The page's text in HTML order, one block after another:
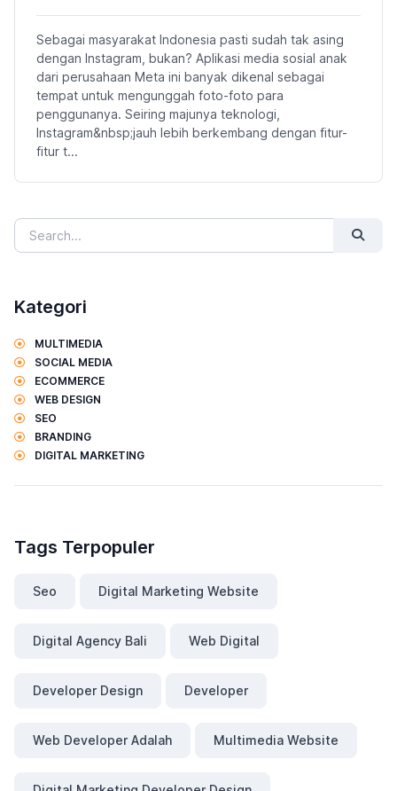
Sebagai masyarakat Indonesia pasti sudah tak asing
dengan Instagram, bukan? Aplikasi media sosial anak
dari perusahaan Meta ini banyak dikenal sebagai
tempat untuk mengunggah foto-foto para
penggunanya. Seiring majunya teknologi,
Instagram&nbsp;jauh lebih berkembang dengan fitur-
fitur t...
Kategori
MULTIMEDIA
SOCIAL MEDIA
ECOMMERCE
WEB DESIGN
SEO
BRANDING
DIGITAL MARKETING
Tags Terpopuler
Seo Digital Marketing Website
Digital Agency Bali Web Digital
Developer Design Developer
Web Developer Adalah Multimedia Website